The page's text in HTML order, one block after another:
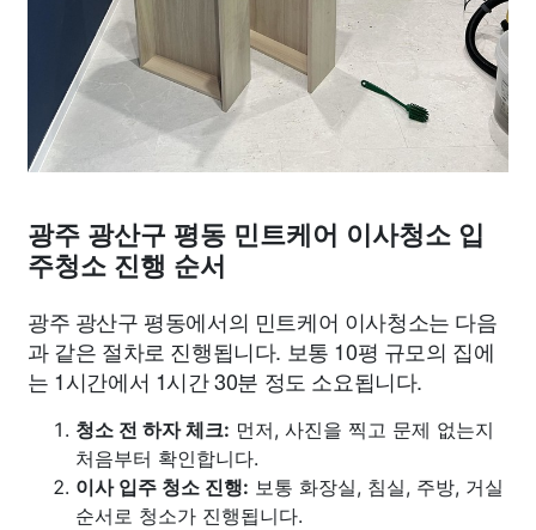
광주 광산구 평동 민트케어 이사청소 입
주청소 진행 순서
광주 광산구 평동에서의 민트케어 이사청소는 다음
과 같은 절차로 진행됩니다. 보통 10평 규모의 집에
는 1시간에서 1시간 30분 정도 소요됩니다.
청소 전 하자 체크: 먼저, 사진을 찍고 문제 없는지
처음부터 확인합니다.
이사 입주 청소 진행: 보통 화장실, 침실, 주방, 거실
순서로 청소가 진행됩니다.